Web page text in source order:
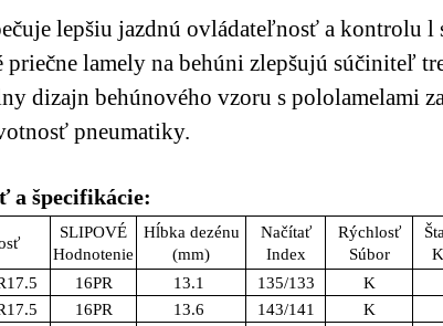
lepšiu jazdnú ovládateľnosť a kontrolu l
priečne lamely na behúni zlepšujú súčiniteľ
dizajn behúnového vzoru s pololamelami
pneumatiky.
a špecifikácie:
SLIPOVÉ
Hodnotenie
Hĺbka dezénu
(mm)
Načítať
Index
Rýchlosť
Súbor
16PR 13.1 135/133 K
16PR 13.6 143/141 K